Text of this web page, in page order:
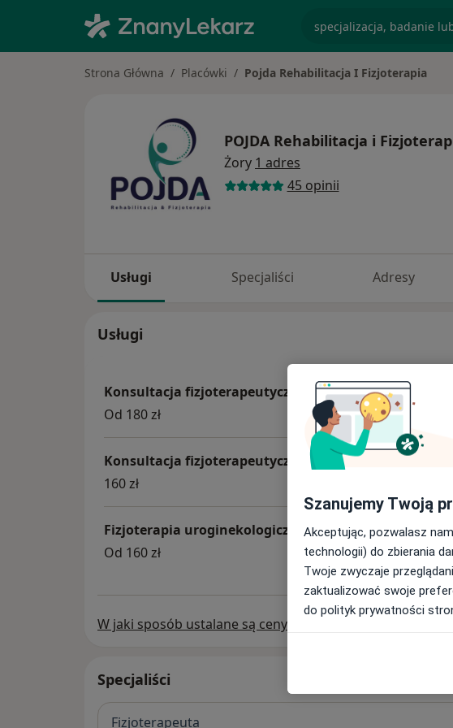
Strona Główna Placówki Pojda Rehabilitacja I Fizjoterapia
POJDA Rehabilitacja i
Żory 1 adres
45 opinii
Usługi Specjaliści Adresy
Usługi
Konsultacja fizjoterapeutyczna
Od 180 zł
Konsultacja fizjoterapeutyczna (kolejna wizyta)
160 zł
Fizjoterapia uroginekologiczna
Od 160 zł
W jaki sposób ustalane są ceny?
Specjaliści
Fizjoterapeuta
Szanujemy Twoją
Akceptując, pozwalasz
technologii) do zbierania
Twoje zwyczaje
zaktualizować swoje
do polityk prywatności